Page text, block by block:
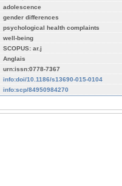
adolescence
gender differences
psychological health complaints
well-being
SCOPUS: ar.j
Anglais
urn:issn:0778-7367
info:doi/10.1186/s13690-015-0104
info:scp/84950984270